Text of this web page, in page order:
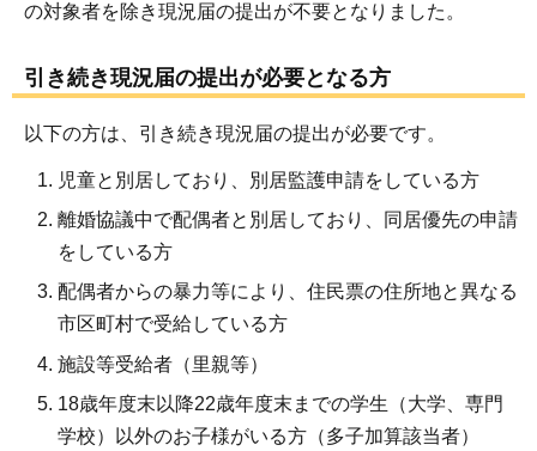
の対象者を除き現況届の提出が不要となりました。
引き続き現況届の提出が必要となる方
以下の方は、引き続き現況届の提出が必要です。
児童と別居しており、別居監護申請をしている方
離婚協議中で配偶者と別居しており、同居優先の申請
をしている方
配偶者からの暴力等により、住民票の住所地と異なる
市区町村で受給している方
施設等受給者（里親等）
18歳年度末以降22歳年度末までの学生（大学、専門
学校）以外のお子様がいる方（多子加算該当者）